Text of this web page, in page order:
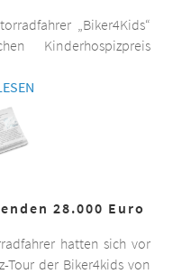
„Biker4Kids“
Kinderhospizpreis
28.000 Euro
hatten sich vor
Tour der Biker4kids von